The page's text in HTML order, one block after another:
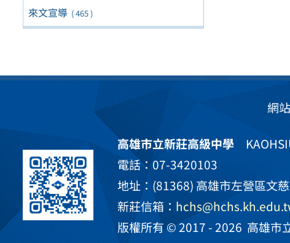
來文宣導 ( 465 )
網
高雄市立新莊高級中學
電話：07-3420103
地址：(81368) 高雄市左營區文
新莊信箱：
版權所有 © 2017 - 2026 高雄市